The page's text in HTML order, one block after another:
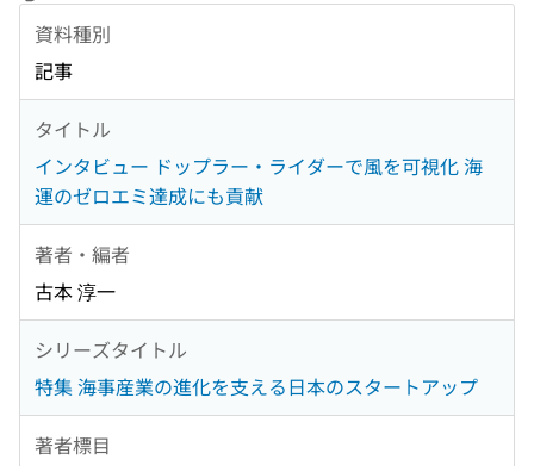
資料種別
記事
タイトル
インタビュー ドップラー・ライダーで風を可視化 海
運のゼロエミ達成にも貢献
著者・編者
古本 淳一
シリーズタイトル
特集 海事産業の進化を支える日本のスタートアップ
著者標目